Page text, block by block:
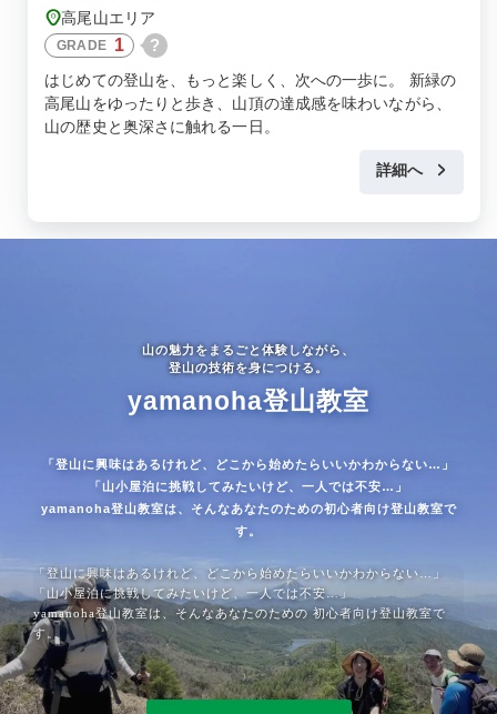
高尾山エリア
GRADE 1 ?
はじめての登山を、もっと楽しく、次への一歩に。 新緑の
高尾山をゆったりと歩き、山頂の達成感を味わいながら、
山の歴史と奥深さに触れる一日。
詳細へ
山の魅力をまるごと体験しながら、
登山の技術を身につける。
yamanoha登山教室
「登山に興味はあるけれど、どこから始めたらいいかわからない…」
「山小屋泊に挑戦してみたいけど、一人では不安…」
yamanoha登山教室は、そんなあなたのための初心者向け登山教室で
す。
「登山に興味はあるけれど、どこから始めたらいいかわからない…」
「山小屋泊に挑戦してみたいけど、一人では不安…」
yamanoha登山教室は、そんなあなたのための 初心者向け登山教室で
す。